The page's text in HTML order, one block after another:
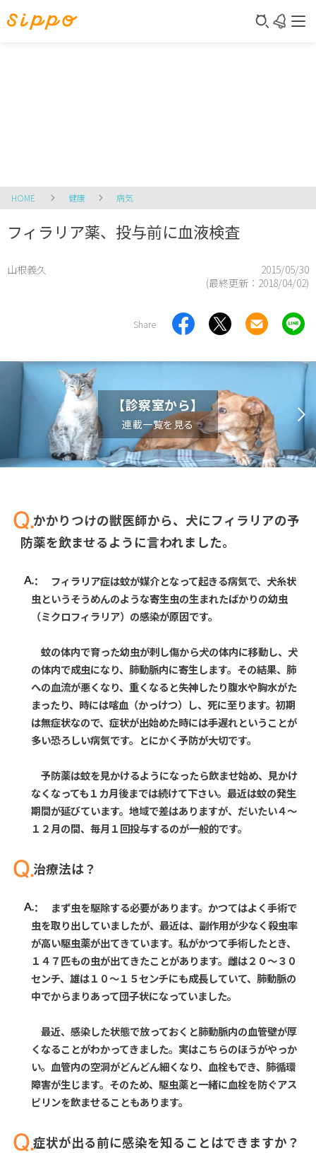
HOME 健康 病気
フィラリア薬、投与前に血液検査
山根義久
2015/05/30
(最終更新： 2018/04/02)
Share
【診察室から】
連載一覧を見る
かかりつけの獣医師から、犬にフィラリアの予
防薬を飲ませるように言われました。
： フィラリア症は蚊が媒介となって起きる病気で、犬糸状
虫というそうめんのような寄生虫の生まれたばかりの幼虫
（ミクロフィラリア）の感染が原因です。
蚊の体内で育った幼虫が刺し傷から犬の体内に移動し、犬
の体内で成虫になり、肺動脈内に寄生します。その結果、肺
への血流が悪くなり、重くなると失神したり腹水や胸水がた
まったり、時には喀血（かっけつ）し、死に至ります。初期
は無症状なので、症状が出始めた時には手遅れということが
多い恐ろしい病気です。とにかく予防が大切です。
予防薬は蚊を見かけるようになったら飲ませ始め、見かけ
なくなっても１カ月後までは続けて下さい。最近は蚊の発生
期間が延びています。地域で差はありますが、だいたい４～
１２月の間、毎月１回投与するのが一般的です。
治療法は？
： まず虫を駆除する必要があります。かつてはよく手術で
虫を取り出していましたが、最近は、副作用が少なく殺虫率
が高い駆虫薬が出てきています。私がかつて手術したとき、
１４７匹もの虫が出てきたことがあります。雌は２０～３０
センチ、雄は１０～１５センチにも成長していて、肺動脈の
中でからまりあって団子状になっていました。
最近、感染した状態で放っておくと肺動脈内の血管壁が厚
くなることがわかってきました。実はこちらのほうがやっか
い。血管内の空洞がどんどん細くなり、血栓もでき、肺循環
障害が生じます。そのため、駆虫薬と一緒に血栓を防ぐアス
ピリンを飲ませることもあります。
症状が出る前に感染を知ることはできますか？